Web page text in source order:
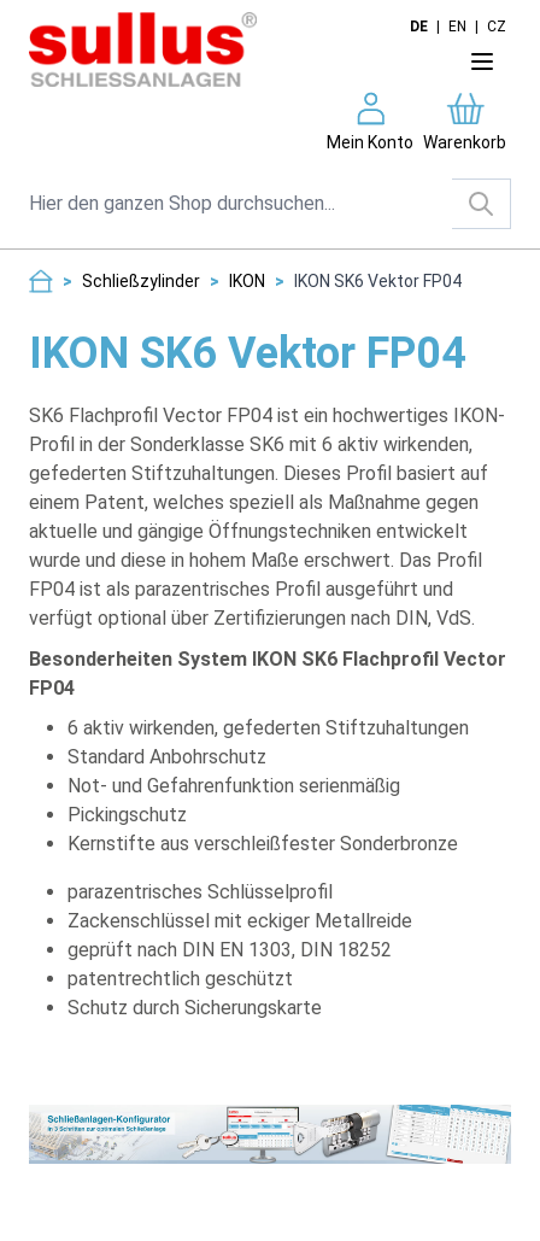
Direkt zum Inhalt
DE EN CZ
Mein Konto Warenkorb
Suche
> Schließzylinder > IKON > IKON SK6 Vektor FP04
IKON SK6 Vektor FP04
SK6 Flachprofil Vector FP04 ist ein hochwertiges IKON-
Profil in der Sonderklasse SK6 mit 6 aktiv wirkenden,
gefederten Stiftzuhaltungen. Dieses Profil basiert auf
einem Patent, welches speziell als Maßnahme gegen
aktuelle und gängige Öffnungstechniken entwickelt
wurde und diese in hohem Maße erschwert. Das Profil
FP04 ist als parazentrisches Profil ausgeführt und
verfügt optional über Zertifizierungen nach DIN, VdS.
Besonderheiten System IKON SK6 Flachprofil Vector
FP04
6 aktiv wirkenden, gefederten Stiftzuhaltungen
Standard Anbohrschutz
Not- und Gefahrenfunktion serienmäßig
Pickingschutz
Kernstifte aus verschleißfester Sonderbronze
parazentrisches Schlüsselprofil
Zackenschlüssel mit eckiger Metallreide
geprüft nach DIN EN 1303, DIN 18252
patentrechtlich geschützt
Schutz durch Sicherungskarte